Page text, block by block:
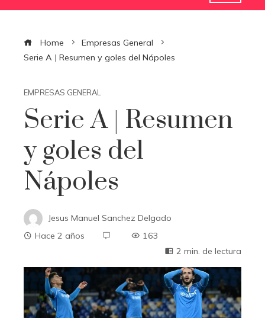
Home
Empresas General
Serie A | Resumen y goles del Nápoles
EMPRESAS GENERAL
Serie A | Resumen
y goles del
Nápoles
Jesus Manuel Sanchez Delgado
Hace 2 años
163
2 min. de lectura